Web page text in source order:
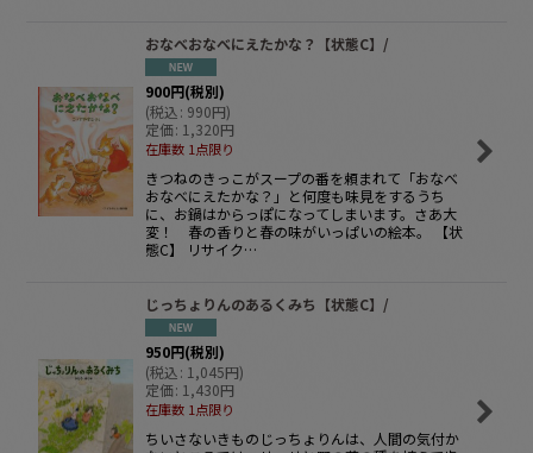
おなべおなべにえたかな？【状態C】/
900円(税別)
(税込: 990円)
定価: 1,320円
在庫数 1点限り
きつねのきっこがスープの番を頼まれて「おなべ
おなべにえたかな？」と何度も味見をするうち
に、お鍋はからっぽになってしまいます。さあ大
変！ 春の香りと春の味がいっぱいの絵本。 【状
態C】 リサイク…
じっちょりんのあるくみち【状態C】/
950円(税別)
(税込: 1,045円)
定価: 1,430円
在庫数 1点限り
ちいさないきものじっちょりんは、人間の気付か